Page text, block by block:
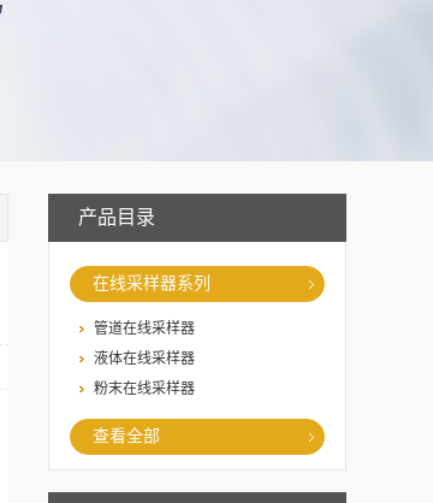
产品目录
在线采样器系列
管道在线采样器
液体在线采样器
粉末在线采样器
查看全部